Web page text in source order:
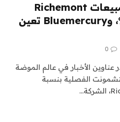
يجب أن تقرأ: زيادة مبيعات Richemont
الفصلية بنسبة 20%، وBluemercury تعين
0
الأخبار في عالم الموضة
الفصلية بنسبة